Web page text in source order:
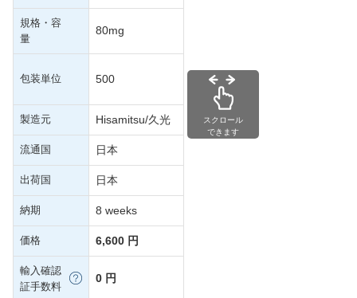
規格・容
量
80mg
包装単位 500
製造元 Hisamitsu/久光
流通国 日本
出荷国 日本
納期 8 weeks
価格 6,600 円
輸入確認
証手数料
0 円
スクロール
できます